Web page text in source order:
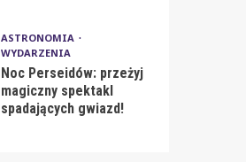
ASTRONOMIA
WYDARZENIA
Noc Perseidów: przeżyj
magiczny spektakl
spadających gwiazd!